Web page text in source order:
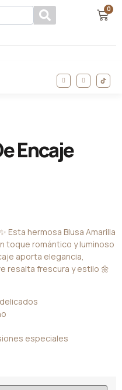
0
Encaje
Esta hermosa Blusa Amarilla
toque romántico y luminoso
aporta elegancia,
resalta frescura y estilo 🌼
especiales